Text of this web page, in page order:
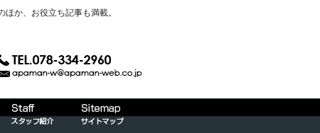
か、お役立ち記事も満載。